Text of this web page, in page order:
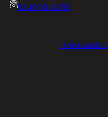
02 40 83 43 58
FORMULAIRE